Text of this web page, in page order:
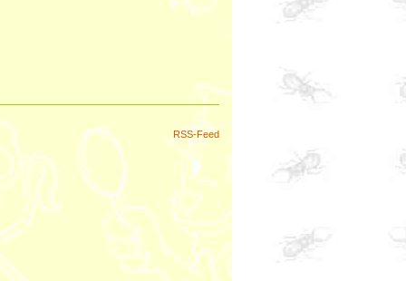
RSS-Feed